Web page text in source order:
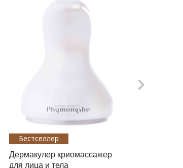
Бестселлер
Дермакулер криомассажер
для лица и тела